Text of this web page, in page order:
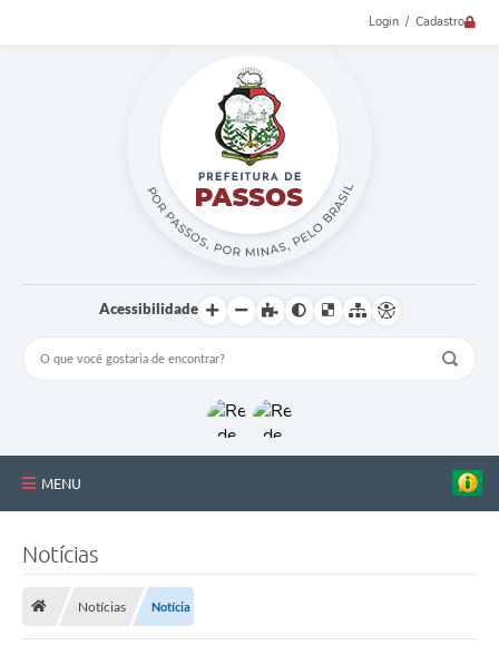
Login / Cadastro
Acessibilidade
MENU
Notícias
Notícias Notícia